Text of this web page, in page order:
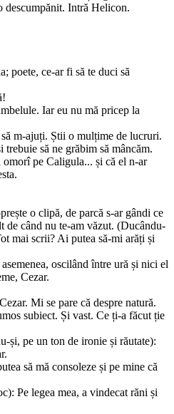
descumpănit. Intră Helicon.
poete, ce-ar fi să te duci să
Iar eu nu mă pricep la
m-ajuți. Știi o mulțime de lucruri.
să ne grăbim să mâncăm.
omorî pe Caligula... și că el n-ar
o clipă, de parcă s-ar gândi ce
de când nu te-am văzut. (Ducându-
mai scrii? Ai putea să-mi arăți și
oscilând între ură și nici el
Cezar.
Mi se pare că despre natură.
subiect. Și vast. Ce ți-a făcut ție
pe un ton de ironie și răutate):
să mă consoleze și pe mine că
Pe legea mea, a vindecat răni și